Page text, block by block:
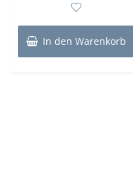
In den Warenkorb